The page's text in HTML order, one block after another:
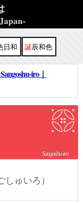
色日和 誕辰和色
iro｜
Sangoshu-iro
ゅいろ）